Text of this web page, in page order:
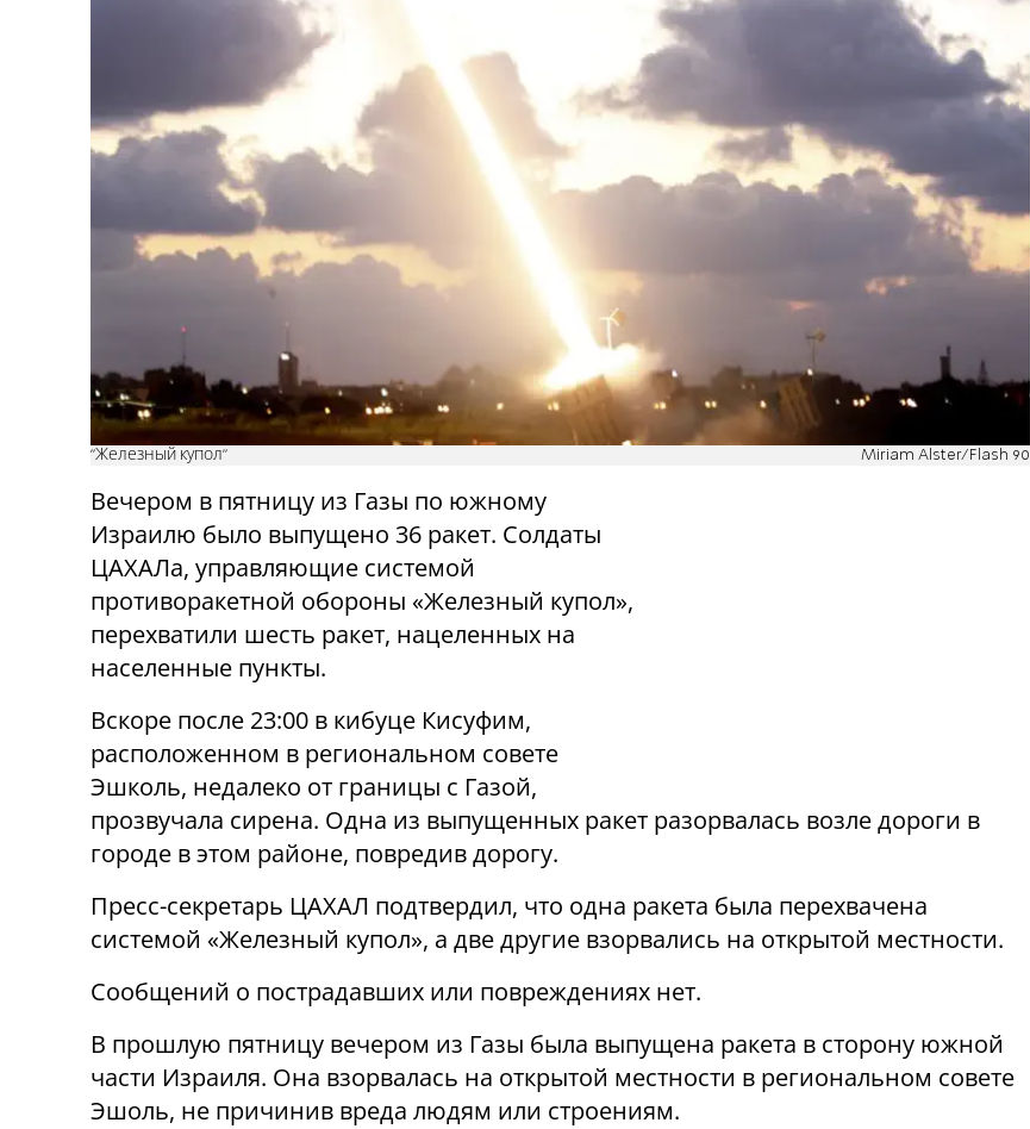
"Железный купол" Miriam Alster/Flash 90
Вечером в пятницу из Газы по южному
Израилю было выпущено 36 ракет. Солдаты
ЦАХАЛа, управляющие системой
противоракетной обороны «Железный купол»,
перехватили шесть ракет, нацеленных на
населенные пункты.
Вскоре после 23:00 в кибуце Кисуфим,
расположенном в региональном совете
Эшколь, недалеко от границы с Газой,
прозвучала сирена. Одна из выпущенных ракет разорвалась возле дороги в
городе в этом районе, повредив дорогу.
Пресс-секретарь ЦАХАЛ подтвердил, что одна ракета была перехвачена
системой «Железный купол», а две другие взорвались на открытой местности.
Сообщений о пострадавших или повреждениях нет.
В прошлую пятницу вечером из Газы была выпущена ракета в сторону южной
части Израиля. Она взорвалась на открытой местности в региональном совете
Эшоль, не причинив вреда людям или строениям.